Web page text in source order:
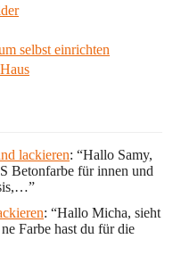
selbst einrichten
lackieren: “Hallo Samy,
Betonfarbe für innen und
”
: “Hallo Micha, sieht
Farbe hast du für die